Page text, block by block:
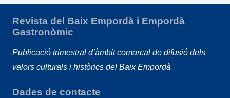
Revista del Baix Empordà i Empordà
Gastronòmic
Publicació trimestral d’àmbit comarcal de difusió dels
valors culturals i històrics del Baix Empordà
Dades de contacte